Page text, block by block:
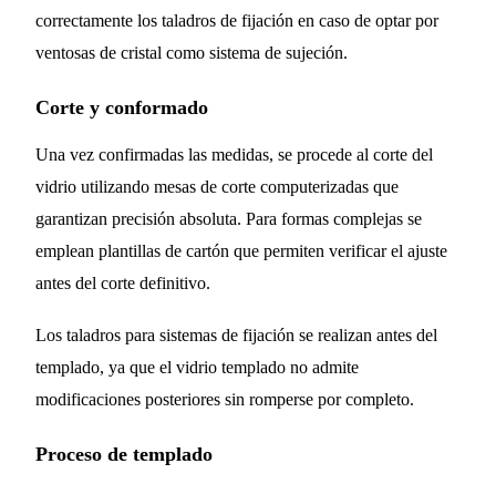
correctamente los taladros de fijación en caso de optar por
ventosas de cristal como sistema de sujeción.
Corte y conformado
Una vez confirmadas las medidas, se procede al corte del
vidrio utilizando mesas de corte computerizadas que
garantizan precisión absoluta. Para formas complejas se
emplean plantillas de cartón que permiten verificar el ajuste
antes del corte definitivo.
Los taladros para sistemas de fijación se realizan antes del
templado, ya que el vidrio templado no admite
modificaciones posteriores sin romperse por completo.
Proceso de templado